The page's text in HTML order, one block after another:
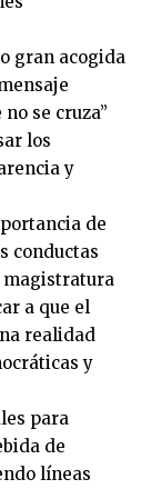
gran acogida
se cruza”
los
y
de
conductas
magistratura
a que el
realidad
y
para
de
líneas